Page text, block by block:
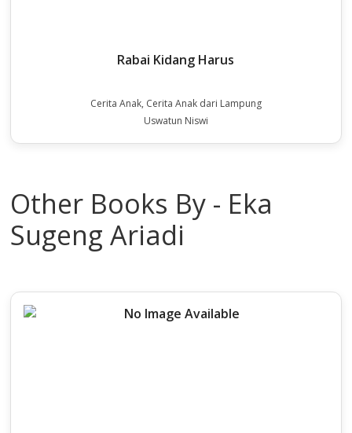
Rabai Kidang Harus
Cerita Anak, Cerita Anak dari Lampung
Uswatun Niswi
Other Books By - Eka
Sugeng Ariadi